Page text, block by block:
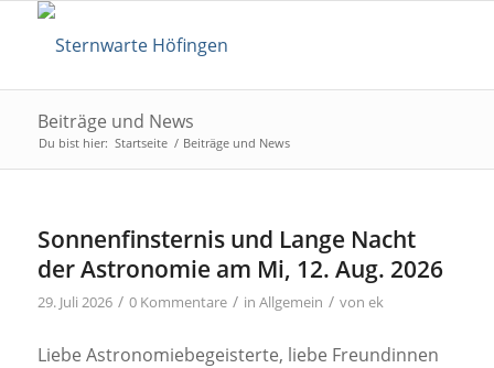
Beiträge und News
Du bist hier: Startseite / Beiträge und News
Sonnenfinsternis und Lange Nacht
der Astronomie am Mi, 12. Aug. 2026
29. Juli 2026 / 0 Kommentare / in Allgemein / von ek
Liebe Astronomiebegeisterte, liebe Freundinnen